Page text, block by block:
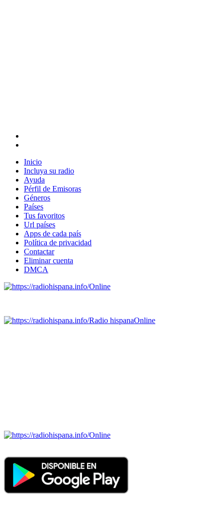
Inicio
Incluya su radio
Ayuda
Pérfil de Emisoras
Géneros
Países
Tus favoritos
Url países
Apps de cada país
Política de privacidad
Contactar
Eliminar cuenta
DMCA
Online
Radio hispanaOnline
Online